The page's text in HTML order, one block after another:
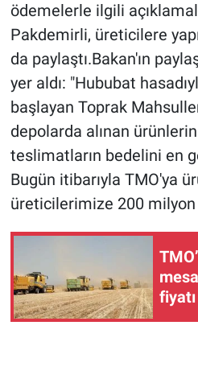
ödemelerle ilgili
Pakdemirli, üreticilere
da paylaştı.Bakan'ın
yer aldı: "Hububat
başlayan Toprak
depolarda alınan
teslimatların bedelini en
Bugün itibarıyla TMO'ya
üreticilerimize 200 milyon
oldu!